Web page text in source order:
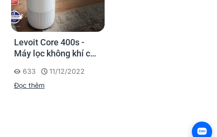
Levoit Core 400s -
Máy lọc không khí cho
633
11/12/2022
Đọc thêm
Zalo